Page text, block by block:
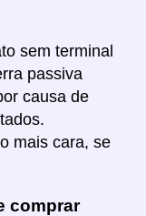
sem terminal
passiva
causa de
mais cara, se
comprar